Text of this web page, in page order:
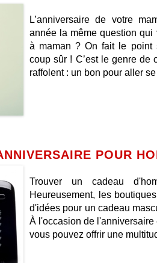
L’anniversaire de votre
année la même question
à maman ? On fait le point
coup sûr ! C’est le genre de
raffolent : un bon pour aller
POUR
Trouver un cadeau
Heureusement, les
d'idées pour un cadeau
À l'occasion de l'anniversaire
vous pouvez offrir une